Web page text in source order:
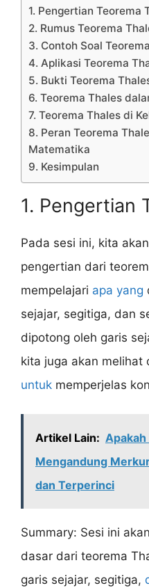
1. Pengertian Teorema
2. Rumus Teorema
3. Contoh Soal
4. Aplikasi Teorema
5. Bukti Teorema
6. Teorema Thales
7. Teorema Thales di
8. Peran Teorema
Matematika
9. Kesimpulan
1. Pengertian
Pada sesi ini, kita
pengertian dari
mempelajari apa yang
sejajar, segitiga, dan
dipotong oleh garis
kita juga akan melihat
untuk memperjelas
Artikel Lain: Apakah
Mengandung
dan Terperinci
Summary: Sesi ini
dasar dari teorema
garis sejajar, segitiga,